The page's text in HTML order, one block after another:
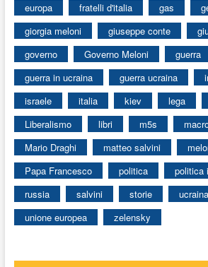
europa
fratelli d'italia gas
giorgia meloni
giuseppe conte
governo
Governo Meloni
guerra
guerra in ucraina
guerra ucraina
israele
italia kiev lega
Liberalismo
libri m5s
Mario Draghi
matteo salvini
Papa Francesco
politica politica
russia
salvini storie
ucraina
unione europea
zelensky